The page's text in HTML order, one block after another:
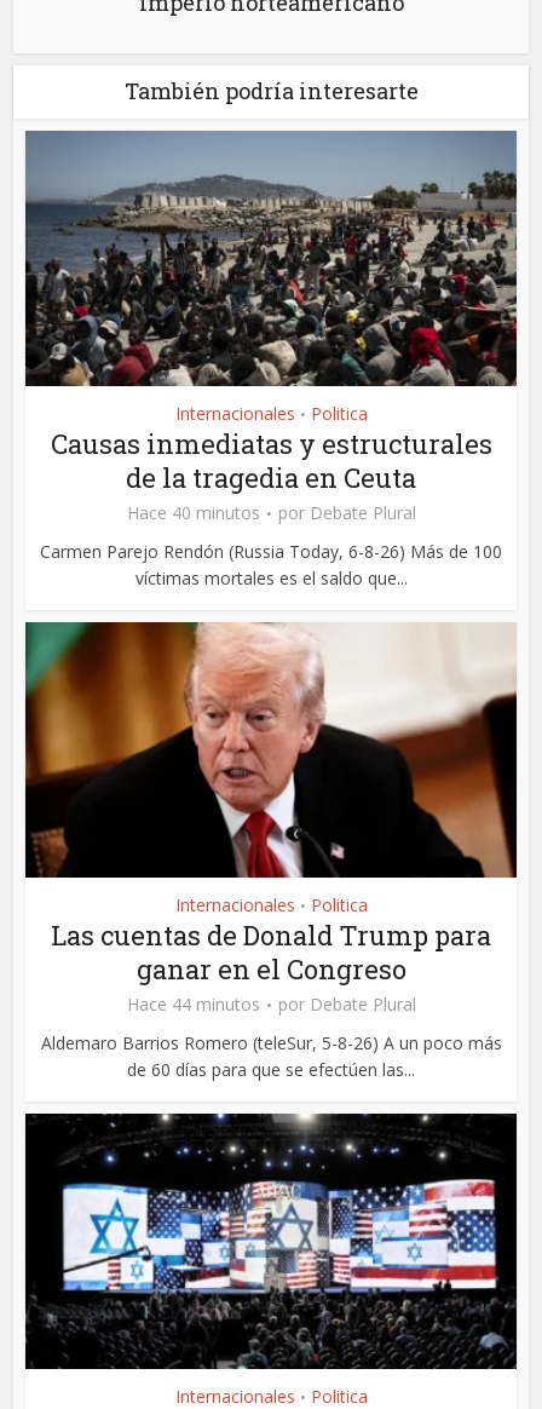
También podría interesarte
Internacionales • Politica
Causas inmediatas y estructurales
de la tragedia en Ceuta
Hace 40 minutos por Debate Plural
Carmen Parejo Rendón (Russia Today, 6-8-26) Más de 100
víctimas mortales es el saldo que...
Internacionales • Politica
Las cuentas de Donald Trump para
ganar en el Congreso
Hace 44 minutos por Debate Plural
Aldemaro Barrios Romero (teleSur, 5-8-26) A un poco más
de 60 días para que se efectúen las...
Internacionales • Politica